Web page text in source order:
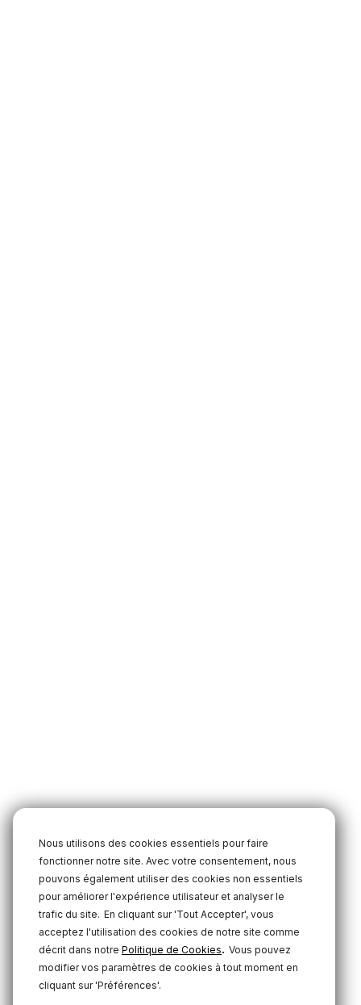
Nous utilisons des cookies essentiels pour faire
fonctionner notre site. Avec votre consentement, nous
pouvons également utiliser des cookies non essentiels
pour améliorer l'expérience utilisateur et analyser le
trafic du site. En cliquant sur 'Tout Accepter', vous
acceptez l'utilisation des cookies de notre site comme
décrit dans notre Politique de Cookies. Vous pouvez
modifier vos paramètres de cookies à tout moment en
cliquant sur 'Préférences'.